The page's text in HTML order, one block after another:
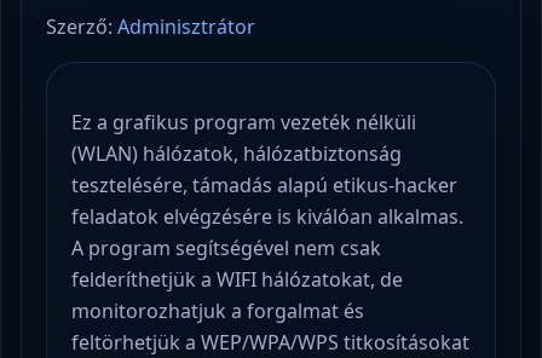
Szerző: Adminisztrátor
Ez a grafikus program vezeték nélküli
(WLAN) hálózatok, hálózatbiztonság
tesztelésére, támadás alapú etikus-hacker
feladatok elvégzésére is kiválóan alkalmas.
A program segítségével nem csak
felderíthetjük a WIFI hálózatokat, de
monitorozhatjuk a forgalmat és
feltörhetjük a WEP/WPA/WPS titkosításokat